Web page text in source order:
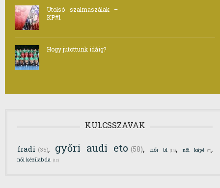
Utolsó szalmaszálak –
KP#1
Hogy jutottunk idáig?
KULCSSZAVAK
fradi (35), győri audi eto (58), női bl (14), női kápé (7),
női kézilabda (12)